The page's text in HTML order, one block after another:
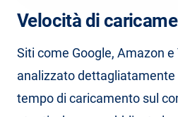
Velocità di
Siti come Google, Amazon e
analizzato dettagliatamente
tempo di caricamento sul